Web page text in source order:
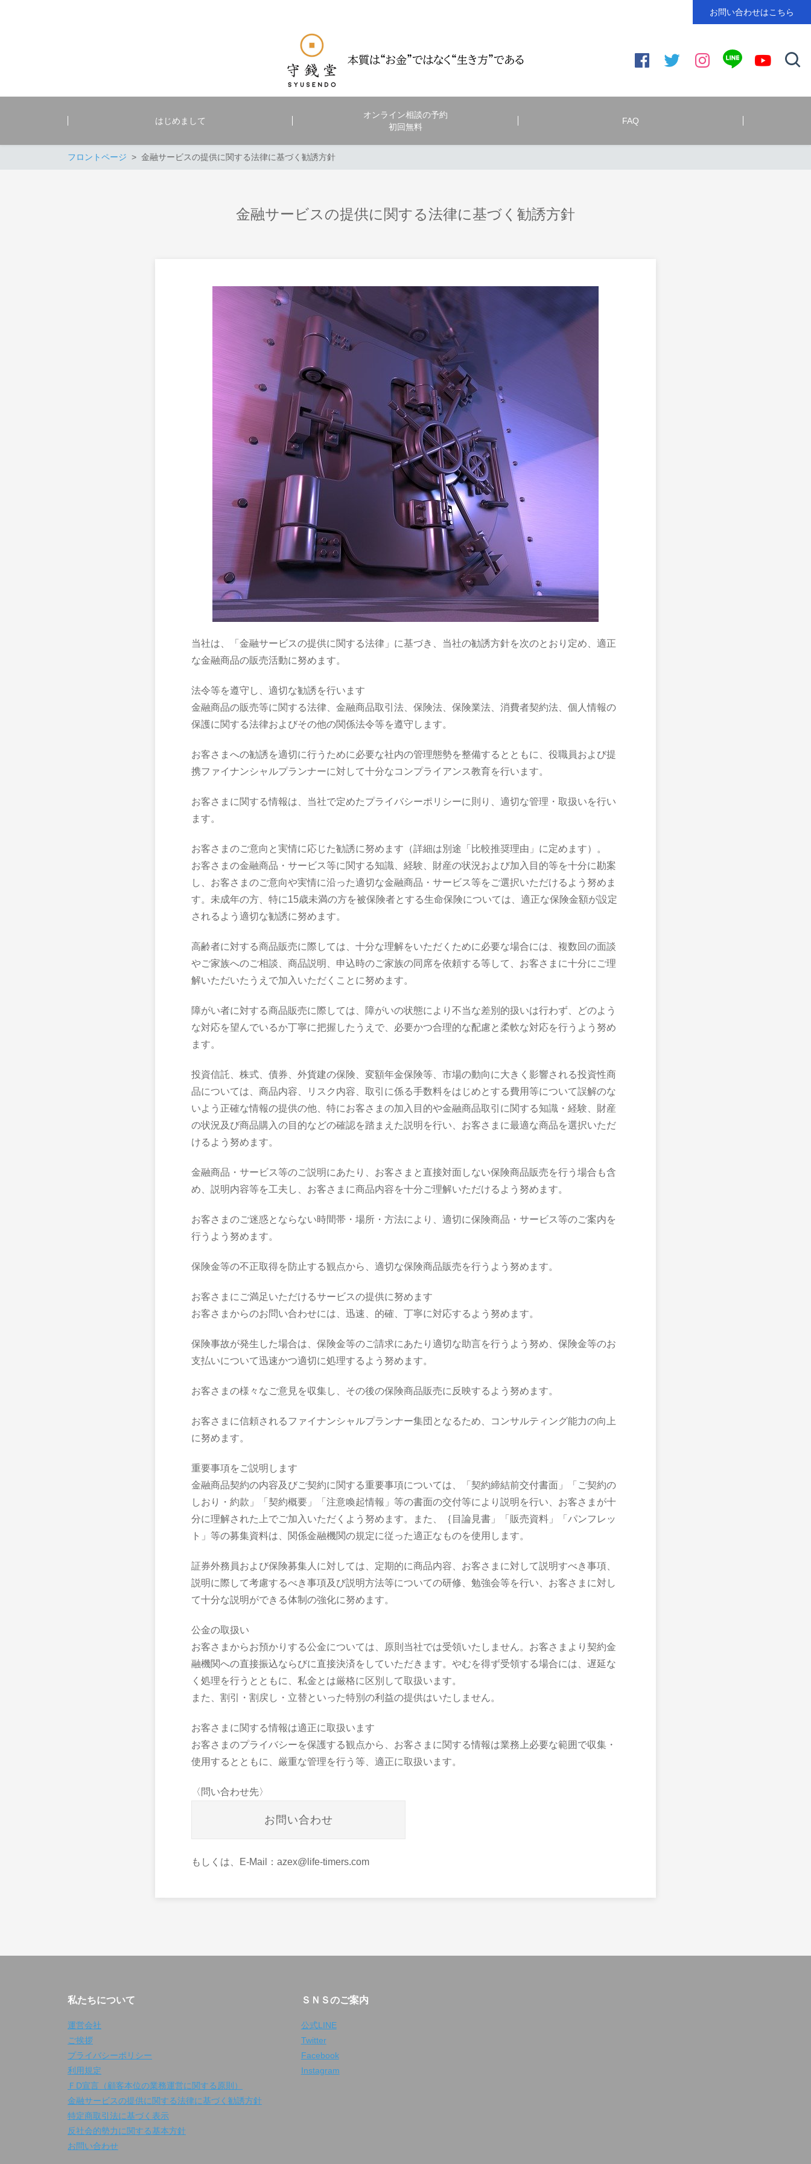
お問い合わせはこちら
はじめまして
オンライン相談の予約
初回無料
FAQ
フロントページ 金融サービスの提供に関する法律に基づく勧誘方針
金融サービスの提供に関する法律に基づく勧誘方針
当社は、「金融サービスの提供に関する法律」に基づき、当社の勧誘方針を次のとおり定め、適正
な金融商品の販売活動に努めます。
法令等を遵守し、適切な勧誘を行います
金融商品の販売等に関する法律、金融商品取引法、保険法、保険業法、消費者契約法、個人情報の
保護に関する法律およびその他の関係法令等を遵守します。
お客さまへの勧誘を適切に行うために必要な社内の管理態勢を整備するとともに、役職員および提
携ファイナンシャルプランナーに対して十分なコンプライアンス教育を行います。
お客さまに関する情報は、当社で定めたプライバシーポリシーに則り、適切な管理・取扱いを行い
ます。
お客さまのご意向と実情に応じた勧誘に努めます（詳細は別途「比較推奨理由」に定めます）。
お客さまの金融商品・サービス等に関する知識、経験、財産の状況および加入目的等を十分に勘案
し、お客さまのご意向や実情に沿った適切な金融商品・サービス等をご選択いただけるよう努めま
す。未成年の方、特に15歳未満の方を被保険者とする生命保険については、適正な保険金額が設定
されるよう適切な勧誘に努めます。
高齢者に対する商品販売に際しては、十分な理解をいただくために必要な場合には、複数回の面談
やご家族へのご相談、商品説明、申込時のご家族の同席を依頼する等して、お客さまに十分にご理
解いただいたうえで加入いただくことに努めます。
障がい者に対する商品販売に際しては、障がいの状態により不当な差別的扱いは行わず、どのよう
な対応を望んでいるか丁寧に把握したうえで、必要かつ合理的な配慮と柔軟な対応を行うよう努め
ます。
投資信託、株式、債券、外貨建の保険、変額年金保険等、市場の動向に大きく影響される投資性商
品については、商品内容、リスク内容、取引に係る手数料をはじめとする費用等について誤解のな
いよう正確な情報の提供の他、特にお客さまの加入目的や金融商品取引に関する知識・経験、財産
の状況及び商品購入の目的などの確認を踏まえた説明を行い、お客さまに最適な商品を選択いただ
けるよう努めます。
金融商品・サービス等のご説明にあたり、お客さまと直接対面しない保険商品販売を行う場合も含
め、説明内容等を工夫し、お客さまに商品内容を十分ご理解いただけるよう努めます。
お客さまのご迷惑とならない時間帯・場所・方法により、適切に保険商品・サービス等のご案内を
行うよう努めます。
保険金等の不正取得を防止する観点から、適切な保険商品販売を行うよう努めます。
お客さまにご満足いただけるサービスの提供に努めます
お客さまからのお問い合わせには、迅速、的確、丁寧に対応するよう努めます。
保険事故が発生した場合は、保険金等のご請求にあたり適切な助言を行うよう努め、保険金等のお
支払いについて迅速かつ適切に処理するよう努めます。
お客さまの様々なご意見を収集し、その後の保険商品販売に反映するよう努めます。
お客さまに信頼されるファイナンシャルプランナー集団となるため、コンサルティング能力の向上
に努めます。
重要事項をご説明します
金融商品契約の内容及びご契約に関する重要事項については、「契約締結前交付書面」「ご契約の
しおり・約款」「契約概要」「注意喚起情報」等の書面の交付等により説明を行い、お客さまが十
分に理解された上でご加入いただくよう努めます。また、｛目論見書」「販売資料」「パンフレッ
ト」等の募集資料は、関係金融機関の規定に従った適正なものを使用します。
証券外務員および保険募集人に対しては、定期的に商品内容、お客さまに対して説明すべき事項、
説明に際して考慮するべき事項及び説明方法等についての研修、勉強会等を行い、お客さまに対し
て十分な説明ができる体制の強化に努めます。
公金の取扱い
お客さまからお預かりする公金については、原則当社では受領いたしません。お客さまより契約金
融機関への直接振込ならびに直接決済をしていただきます。やむを得ず受領する場合には、遅延な
く処理を行うとともに、私金とは厳格に区別して取扱います。
また、割引・割戻し・立替といった特別の利益の提供はいたしません。
お客さまに関する情報は適正に取扱います
お客さまのプライバシーを保護する観点から、お客さまに関する情報は業務上必要な範囲で収集・
使用するとともに、厳重な管理を行う等、適正に取扱います。
〈問い合わせ先〉
お問い合わせ
もしくは、E-Mail：azex@life-timers.com
私たちについて
運営会社
ご挨拶
プライバシーポリシー
利用規定
ＦD宣言（顧客本位の業務運営に関する原則）
金融サービスの提供に関する法律に基づく勧誘方針
特定商取引法に基づく表示
反社会的勢力に関する基本方針
お問い合わせ
ＳＮＳのご案内
公式LINE
Twitter
Facebook
Instagram